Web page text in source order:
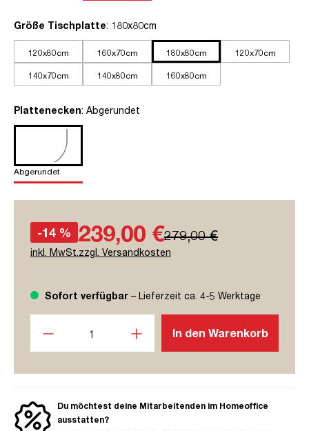
Größe Tischplatteauswählen
: 180x80cm
120x80cm 160x70cm 180x80cm 120x70cm
140x70cm 140x80cm 160x80cm
Platteneckenauswählen
: Abgerundet
Abgerundet
-14 % 239,00 €279,00 €
inkl. MwSt.zzgl. Versandkosten
Sofort verfügbar – Lieferzeit ca. 4-5 Werktage
In den Warenkorb
Du möchtest deine Mitarbeitenden im Homeoffice
ausstatten?